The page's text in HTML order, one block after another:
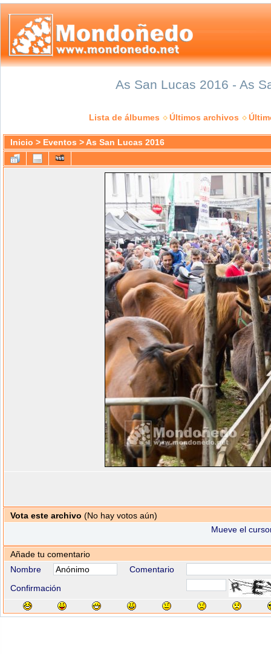
As San Lucas 2016 - As
Lista de álbumes Últimos archivos
Inicio > Eventos >As San Lucas 2016
Vota este archivo (No hay votos aún)
Mueve el
Añade tu comentario
Nombre
Comentario
Confirmación